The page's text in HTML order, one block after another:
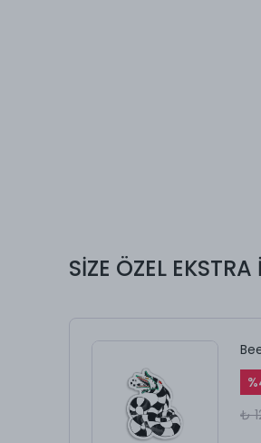
SİZE ÖZEL
%
₺